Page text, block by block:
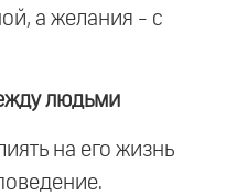
а желания - с
людьми
на его жизнь